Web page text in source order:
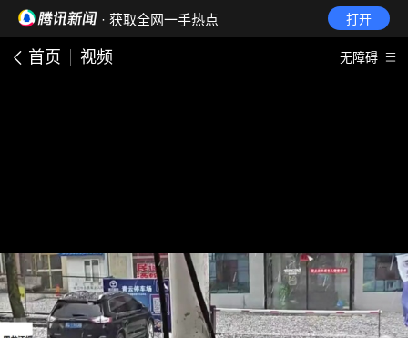
· 获取全网一手热点 打开
首页 视频 无障碍